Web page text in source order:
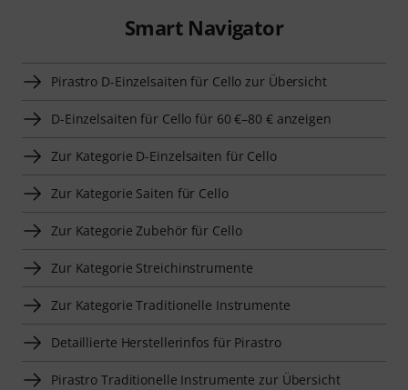
Smart Navigator
Pirastro D-Einzelsaiten für Cello zur Übersicht
D-Einzelsaiten für Cello für 60 €–80 € anzeigen
Zur Kategorie D-Einzelsaiten für Cello
Zur Kategorie Saiten für Cello
Zur Kategorie Zubehör für Cello
Zur Kategorie Streichinstrumente
Zur Kategorie Traditionelle Instrumente
Detaillierte Herstellerinfos für Pirastro
Pirastro Traditionelle Instrumente zur Übersicht